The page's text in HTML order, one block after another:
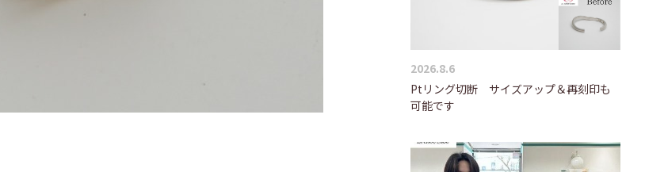
2026.8.6
Ptリング切断 サイズアップ＆再刻印も
可能です